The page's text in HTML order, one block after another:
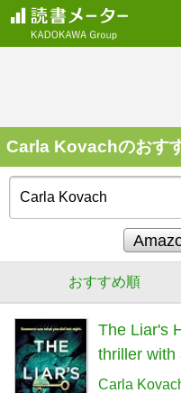
Carla Kovachのおす
おすすめ順
The Liar's
thriller with
Gina Harte)
Carla